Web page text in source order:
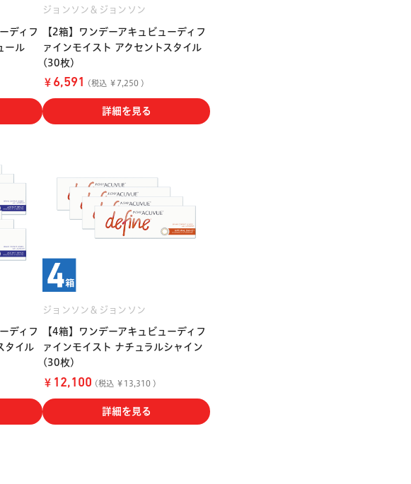
ディフ
ール
ジョンソン＆ジョンソン
【2箱】ワンデーアキュビューディフ
ァインモイスト アクセントスタイル
(30枚)
￥ 6,591 (税込 ￥7,250 )
詳細を見る
ディフ
タイル
ジョンソン＆ジョンソン
【4箱】ワンデーアキュビューディフ
ァインモイスト ナチュラルシャイン
(30枚)
￥ 12,100 (税込 ￥13,310 )
詳細を見る